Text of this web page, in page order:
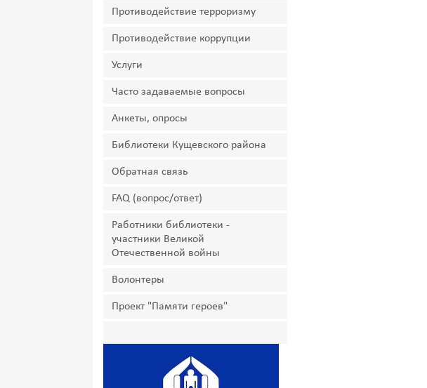
Противодействие терроризму
Противодействие коррупции
Услуги
Часто задаваемые вопросы
Анкеты, опросы
Библиотеки Кущевского района
Обратная связь
FAQ (вопрос/ответ)
Работники библиотеки -
участники Великой
Отечественной войны
Волонтеры
Проект "Памяти героев"